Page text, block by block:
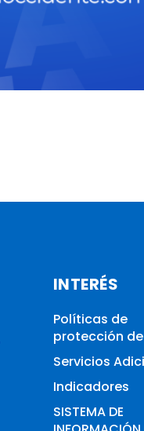
INTERÉS
Políticas de
protección
Servicios
Indicadores
SISTEMA DE